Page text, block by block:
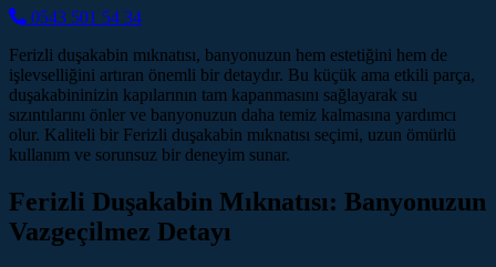
0543 501 54 34
Ferizli duşakabin mıknatısı, banyonuzun hem estetiğini hem de
işlevselliğini artıran önemli bir detaydır. Bu küçük ama etkili parça,
duşakabininizin kapılarının tam kapanmasını sağlayarak su
sızıntılarını önler ve banyonuzun daha temiz kalmasına yardımcı
olur. Kaliteli bir Ferizli duşakabin mıknatısı seçimi, uzun ömürlü
kullanım ve sorunsuz bir deneyim sunar.
Ferizli Duşakabin Mıknatısı: Banyonuzun
Vazgeçilmez Detayı